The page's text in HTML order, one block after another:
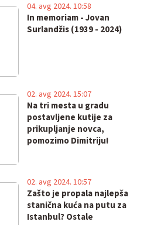
In memoriam - Jovan
Surlandžis (1939 - 2024)
04. avg 2024. 10:58
Na tri mesta u gradu
postavljene kutije za
prikupljanje novca,
pomozimo Dimitriju!
02. avg 2024. 15:07
Zašto je propala najlepša
stanična kuća na putu za
Istanbul? Ostale
02. avg 2024. 10:57